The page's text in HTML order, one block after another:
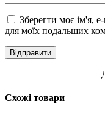
Зберегти моє ім'я,
для моїх подальших
Схожі товари